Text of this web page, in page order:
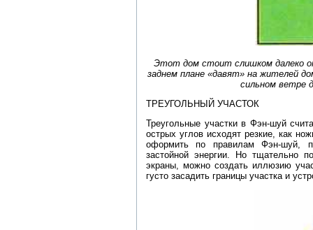
Этот дом стоит слишком далеко
заднем плане «давят» на жителей
сильном ветре
ТРЕУГОЛЬНЫЙ УЧАСТОК
Треугольные участки в Фэн-шуй
острых углов исходят резкие, как
оформить по правилам Фэн-шуй,
застойной энергии. Но тщательно
экраны, можно создать иллюзию
густо засадить границы участка и